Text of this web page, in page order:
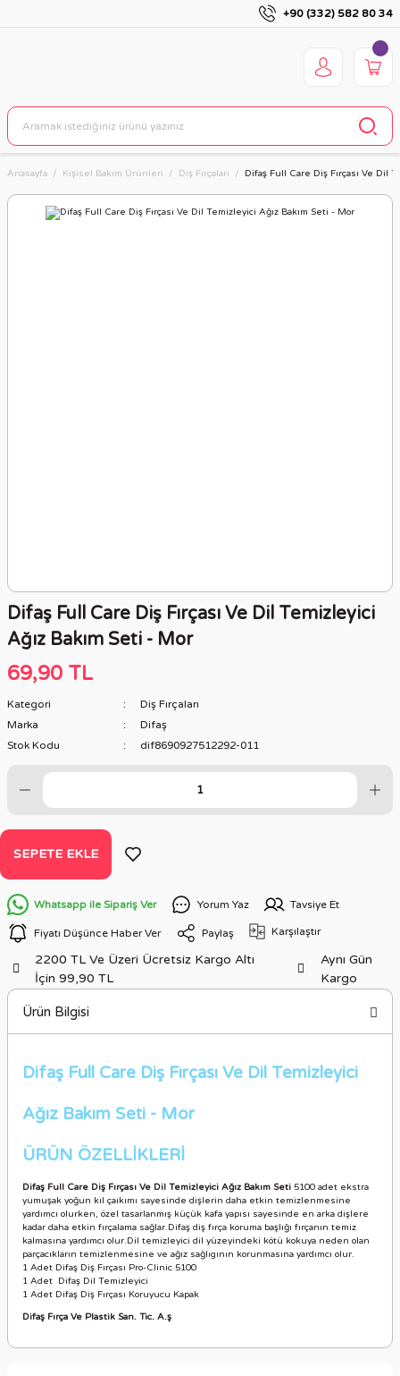
+90 (332) 582 80 34
Anasayfa Kişisel Bakım Ürünleri Diş Fırçaları Difaş Full Care Diş Fırçası Ve Dil
Difaş Full Care Diş Fırçası Ve Dil Temizleyici
Ağız Bakım Seti - Mor
69,90 TL
Kategori
Diş Fırçaları
Marka
Difaş
Stok Kodu
dif8690927512292-011
SEPETE EKLE
Whatsapp ile Sipariş Ver Yorum Yaz Tavsiye Et
Fiyatı Düşünce Haber Ver Paylaş Karşılaştır
2200 TL Ve Üzeri Ücretsiz Kargo Altı
İçin 99,90 TL
Aynı Gün
Kargo
Ürün Bilgisi
Difaş Full Care Diş Fırçası Ve Dil Temizleyici
Ağız Bakım Seti - Mor
ÜRÜN ÖZELLİKLERİ
Difaş Full Care Diş Fırçası Ve Dil Temizleyici Ağız Bakım Seti 5100 adet ekstra
yumuşak yoğun kıl çaıkımı sayesinde dişlerin daha etkin temizlenmesine
yardımcı olurken, özel tasarlanmış küçük kafa yapısı sayesinde en arka dişlere
kadar daha etkin fırçalama sağlar.Difaş diş fırça koruma başlığı fırçanın temiz
kalmasına yardımcı olur.Dil temizleyici dil yüzeyindeki kötü kokuya neden olan
parçacıkların temizlenmesine ve ağız sağlıgının korunmasına yardımcı olur.
1 Adet Difaş Diş Fırçası Pro-Clinic 5100
1 Adet Difaş Dil Temizleyici
1 Adet Difaş Diş Fırçası Koruyucu Kapak
Difaş Fırça Ve Plastik San. Tic. A.ş